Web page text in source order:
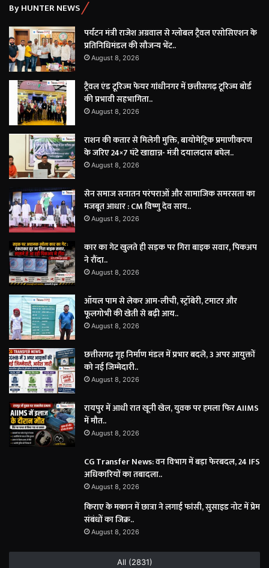
By HUNTER NEWS
पर्यटन मंत्री राजेश अग्रवाल से ग्लोबल ट्रैवल एसोसिएशन के
प्रतिनिधिमंडल की सौजन्य भेंट..
August 8, 2026
ट्रैवल एंड टूरिज्म फेयर गांधीनगर में छत्तीसगढ़ टूरिज्म बोर्ड
की प्रभावी सहभागिता..
August 8, 2026
राशन की कतार से मिलेगी मुक्ति, बायोमेट्रिक प्रमाणीकरण
के जरिए 24×7 घंटे खाद्यान्न- मंत्री दयालदास बघेल..
August 8, 2026
सेन समाज सनातन परंपराओं और सामाजिक समरसता का
मजबूत आधार : CM विष्णु देव साय..
August 8, 2026
कार का गेट खुलते ही सड़क पर गिरा बाइक सवार, पिकअप
ने रौंदा..
August 8, 2026
ऑयल पाम से लेकर आम-लीची, स्ट्रॉबेरी, टमाटर और
फूलगोभी की खेती से बढ़ी आय..
August 8, 2026
छत्तीसगढ़ गृह निर्माण मंडल में प्रभार बदले, 3 अपर आयुक्तों
को नई जिम्मेदारी..
August 8, 2026
रायपुर में आधी रात खूनी खेल, युवक पर हमला फिर AIIMS
में मौत..
August 8, 2026
CG Transfer News: वन विभाग में बड़ा फेरबदल, 24 IFS
अधिकारियों का तबादला..
August 8, 2026
किराए के मकान में छात्रा ने लगाई फांसी, सुसाइड नोट में प्रेम
संबंधों का जिक्र..
August 8, 2026
All (2831)